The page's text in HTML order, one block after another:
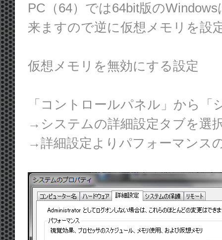
PC（64）では64bit版の
来ますので逆に仮想メモリを設
仮想メモリを無効にする設定
「コントロールパネル」から「
→システムの詳細設定タブを選
→詳細設定よりパフォーマンス